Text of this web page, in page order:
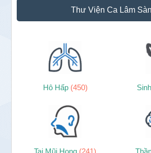
Thư Viện Ca Lâm
Hô Hấp (450)
Tai Mũi Họng (241)